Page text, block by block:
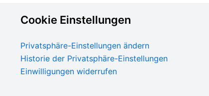
Cookie Einstellungen
Privatsphäre-Einstellungen ändern
Historie der Privatsphäre-Einstellungen
Einwilligungen widerrufen